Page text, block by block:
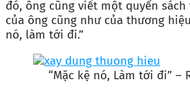
đó, ông cũng viết một quyển
của ông cũng như của thương
nó, làm tới đi.”
“Mặc kệ nó, Làm tới đi” –